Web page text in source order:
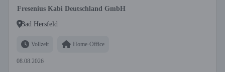
Fresenius Kabi Deutschland GmbH
Bad Hersfeld
Vollzeit Home-Office
08.08.2026